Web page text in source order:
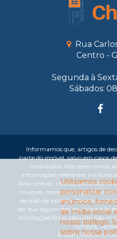
Rua
Centro -
Segunda à
Sábados:
Informamos que, artigos de
parte do imóvel, salvo em casos
mobiliados. Nos reservamos
informações referentes a valores
aviso prévio. Valores de
maiores, menores ou passíveis
período de locação. Devido a
ser que algum dos anúncios não
solicitações feitas pelo site não
compra,
© 2026 | TODOS OS
Utilizamos
personalizar
anúncios,
de mídia social
nosso tráfego.
sobre nossa